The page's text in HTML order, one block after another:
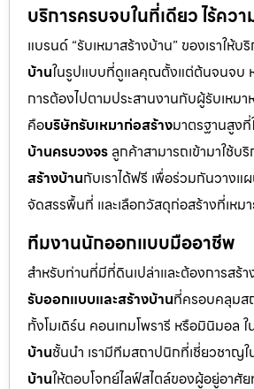
บริการครบจบในที่เดียว ไร้คว
แบรนด์ “รับเหมาสร้างบ้าน” ของเราให้บ
บ้านในรูปแบบที่ดูแลคุณตั้งแต่ต้นจนจบ
การต้องไปตามประสานงานกับผู้รับเหมาห
คือบริษัทรับเหมาก่อสร้างมาตรฐานสูงที่
บ้านครบวงจร ลูกค้าสามารถเข้ามาใช้บริ
สร้างบ้านกับเราได้ฟรี เพื่อร่วมกันวาง
จัดสรรพื้นที่ และเลือกวัสดุก่อสร้างที่เหม
ทีมงานนักออกแบบมืออาชีพ
สำหรับท่านที่มีที่ดินเปล่าและต้องการสร้า
รับออกแบบและสร้างบ้านที่ครอบคลุมส
ทั้งโมเดิร์น คอนเทมโพรารี หรือมินิมอล ใ
บ้านชั้นนำ เรามีทีมสถาปนิกที่เชี่ยวชาญใ
บ้านให้ตอบโจทย์ไลฟ์สไตล์ของผู้อยู่อาศั